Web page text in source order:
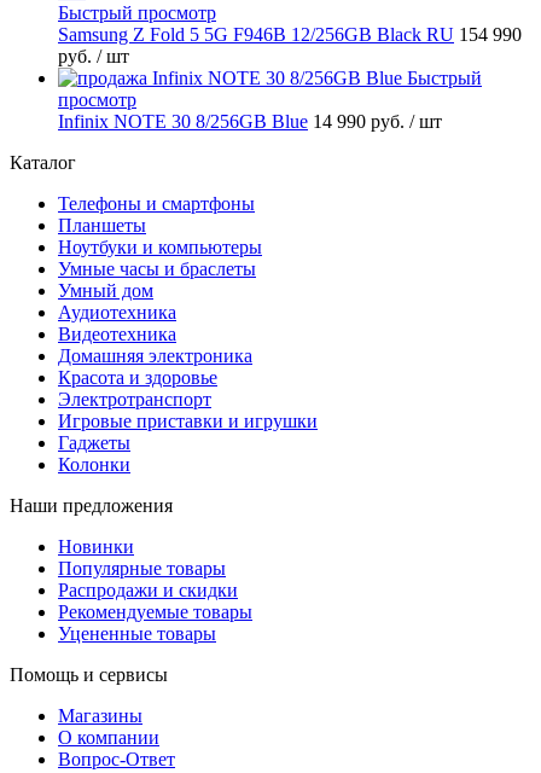
Быстрый просмотр
Samsung Z Fold 5 5G F946B 12/256GB Black RU 154 990
руб. / шт
Быстрый
просмотр
Infinix NOTE 30 8/256GB Blue 14 990 руб. / шт
Каталог
Телефоны и смартфоны
Планшеты
Ноутбуки и компьютеры
Умные часы и браслеты
Умный дом
Аудиотехника
Видеотехника
Домашняя электроника
Красота и здоровье
Электротранспорт
Игровые приставки и игрушки
Гаджеты
Колонки
Наши предложения
Новинки
Популярные товары
Распродажи и скидки
Рекомендуемые товары
Уцененные товары
Помощь и сервисы
Магазины
О компании
Вопрос-Ответ